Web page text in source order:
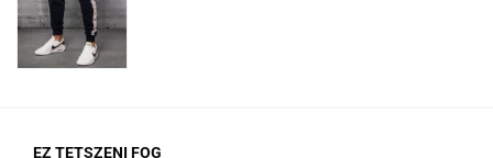
EZ TETSZENI FOG